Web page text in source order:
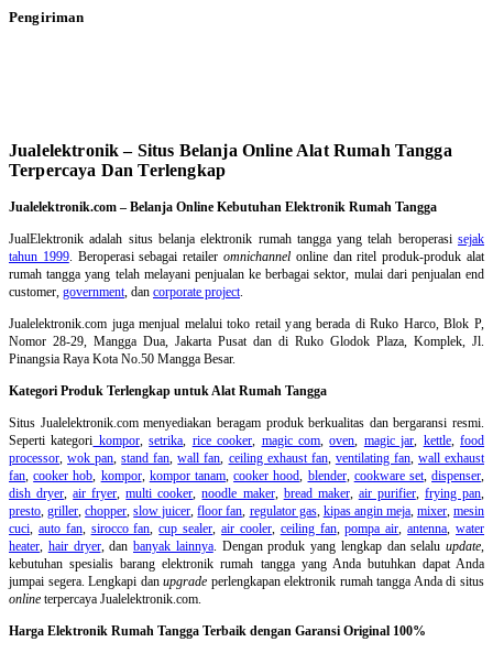
Pengiriman
Jualelektronik – Situs Belanja Online Alat Rumah Tangga
Terpercaya Dan Terlengkap
Jualelektronik.com – Belanja Online Kebutuhan Elektronik Rumah Tangga
JualElektronik adalah situs belanja elektronik rumah tanggayang telah beroperasisejak
tahun 1999. Beroperasi sebagai retaileromnichannel online dan ritel produk-produk alat
rumah tangga yang telah melayani penjualan ke berbagai sektor, mulai dari penjualan end
customer, government , dan corporate project
Jualelektronik.com juga menjual melalui toko retail yang berada di Ruko Harco, Blok P,
Nomor 28-29, Mangga Dua, Jakarta Pusat dan di Ruko Glodok Plaza, Komplek, Jl.
Pinangsia Raya Kota No.50 Mangga Besar.
Kategori Produk Terlengkap untuk Alat Rumah Tangga
Situs Jualelektronik.com menyediakan beragam produk berkualitas dan bergaransi resmi.
Seperti kategori kompor,setrika rice cooker magic com,oven magic jar kettle,food
processor ,wok pan ,stand fan ,wall fan ceiling exhaust fan, ventilating fan, wall exhaust
fan ,cooker hob kompor, kompor tanam,cooker hood blender, cookware set,dispenser
dish dryer ,air fryer ,multi cooker ,noodle maker, bread maker, air purifier, frying pan
presto ,griller ,chopper ,slow juicer ,floor fan regulator gas, kipas angin meja, mixer,mesin
cuci auto fan, sirocco fan ,cup sealer ,air cooler, ceiling fan,pompa air ,antenna ,water
heater hair dryer, dan banyak lainnya. Dengan produk yang lengkap dan selalu update
kebutuhan spesialis barang elektronik rumah tangga yang Anda butuhkan dapat Anda
jumpai segera. Lengkapi danupgrade perlengkapan elektronik rumah tangga Anda di situs
online terpercaya Jualelektronik.com.
Harga Elektronik Rumah Tangga Terbaik dengan Garansi Original 100%